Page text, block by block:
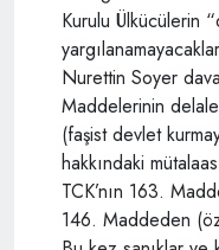
Kurulu Ülkücülerin
Nurettin Soyer
Maddelerinin
(faşist devlet
hakkındaki
TCK’nın 163.
146. Maddeden